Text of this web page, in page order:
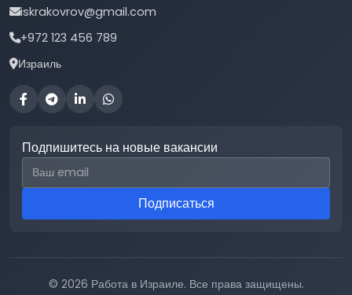
iskrakovrov@gmail.com
+972 123 456 789
Израиль
Подпишитесь на новые вакансии
Email для подписки
Подписаться
© 2026 Работа в Израиле. Все права защищены.